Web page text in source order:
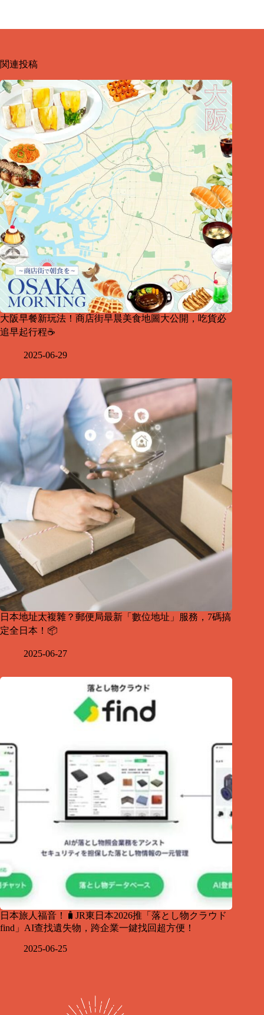
関連投稿
大阪早餐新玩法！商店街早晨美食地圖大公開，吃貨必
追早起行程☕
2025-06-29
日本地址太複雜？郵便局最新「數位地址」服務，7碼搞
定全日本！📦
2025-06-27
日本旅人福音！🧳JR東日本2026推「落とし物クラウド
find」AI查找遺失物，跨企業一鍵找回超方便！
2025-06-25